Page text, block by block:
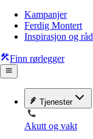
Kampanjer
Ferdig Montert
Inspirasjon og råd
Finn rørlegger
Tjenester
Akutt og vakt